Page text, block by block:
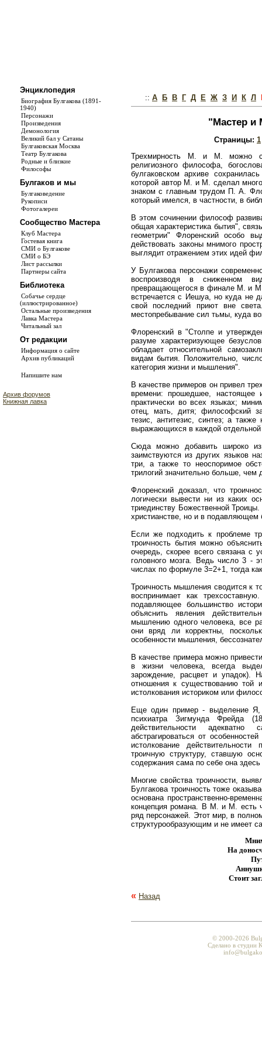
Энциклопедия
Биография Булгакова (1891-
1940)
Персонажи
Произведения
Демонология
Великий бал у Сатаны
Булгаковская Москва
Театр Булгакова
Родные и близкие
Философы
Булгаков и мы
Булгаковедение
Рукописи
Фотогалереи
Сообщество Мастера
Клуб Мастера
Гостевая книга
СМИ о Булгакове
СМИ о БЭ
Лист рассылки
Партнеры сайта
Библиотека
Собачье сердце
(иллюстрированное)
Остальные произведения
Лавка Мастера
Читальный зал
От редакции
Информация о сайте
Архив публикаций
Напишите нам
Архив форумов
Книжная лавка
:: А Б В Г Д Е Ж З И К Л
"Мастер и
Страницы: 1
Трехмирность М. и М. можно
религиозного философа,
булгаковском архиве
которой автор М. и М. сделал
знаком с главным трудом П. А.
который имелся, в частности, в
В этом сочинении философ
общая характеристика бытия",
геометрии" Флоренский особо
действовать законы мнимого
выглядит отражением этих идей
У Булгакова персонажи
воспроизводя в сниженном
превращающегося в финале М. и М.
встречается с Иешуа, но куда не
свой последний приют вне
местопребывание сил тьмы, куда
Флоренский в "Столпе и
разуме характеризующее
обладает относительной
видам бытия. Положительно,
категория жизни и мышления".
В качестве примеров он привел
времени: прошедшее, настоящее
практически во всех языках;
отец, мать, дитя; философский
тезис, антитезис, синтез; а также
выражающихся в каждой
Сюда можно добавить широко
заимствуются из других языков
три, а также то неоспоримое
трилогий значительно больше, чем
Флоренский доказал, что
логически вывести ни из каких
триединству Божественной
христианстве, но и в подавляющем
Если же подходить к проблеме
троичность бытия можно
очередь, скорее всего связана с
головного мозга. Ведь число 3 -
числах по формуле 3=2+1, тогда
Троичность мышления сводится к
воспринимает как
подавляющее большинство
объяснить явления
мышлению одного человека, все
они вряд ли корректны,
особенности мышления,
В качестве примера можно
в жизни человека, всегда
зарождение, расцвет и упадок).
отношения к существованию той
истолкования историком или
Еще один пример - выделение Я,
психиатра Зигмунда Фрейда
действительности
абстрагироваться от
истолкование
троичную структуру, ставшую
содержания сама по себе она здесь
Многие свойства троичности,
Булгакова троичность тоже
основана пространственно-
концепция романа. В М. и М. есть
ряд персонажей. Этот мир, в
структурообразующим и не имеет
На
Стоит
« Назад
© 2000-2026
Сделано в студии